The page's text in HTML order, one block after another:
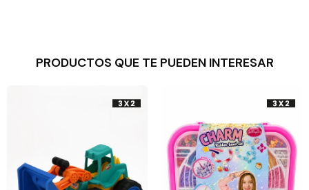
PRODUCTOS QUE TE PUEDEN INTERESAR